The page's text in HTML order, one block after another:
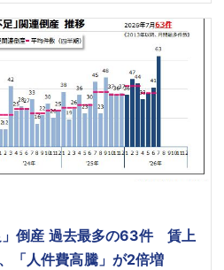
倒産 過去最多の63件 賃上
「人件費高騰」が2倍増